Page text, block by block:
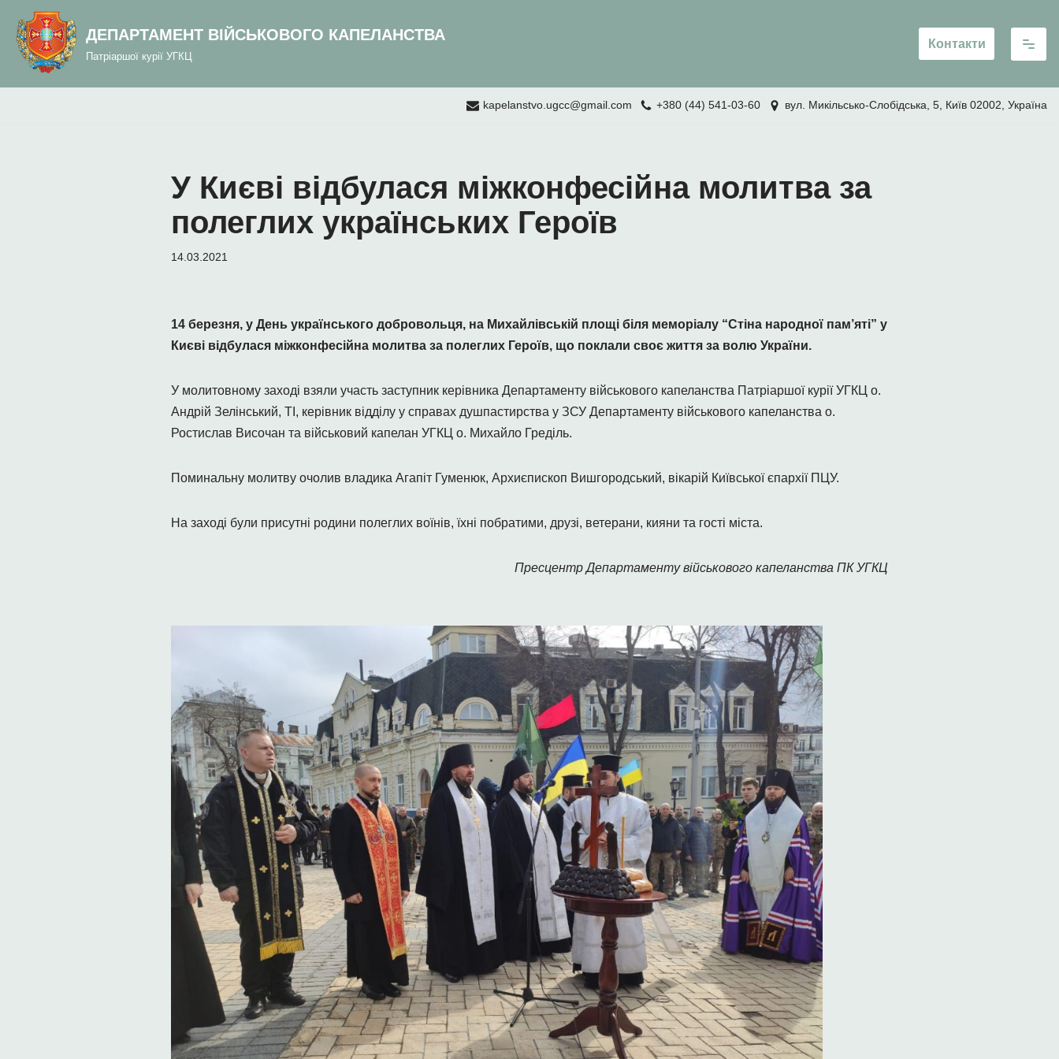
вмісту
Перейти
вмісту
ДЕПАРТАМЕНТ ВІЙСЬКОВОГО КАПЕЛАНСТВА
Патріаршої курії УГКЦ
Контакти
kapelanstvo.ugcc@gmail.com +380 (44) 541-03-60 вул. Микільсько-Слобідська, 5, Київ 02002, Україна
У Києві відбулася міжконфесійна молитва за
полеглих українських Героїв
14.03.2021
14 березня, у День українського добровольця, на Михайлівській площі біля меморіалу “Стіна народної пам’яті” у
Києві відбулася міжконфесійна молитва за полеглих Героїв, що поклали своє життя за волю України.
У молитовному заході взяли участь заступник керівника Департаменту військового капеланства Патріаршої курії УГКЦ о.
Андрій Зелінський, ТІ, керівник відділу у справах душпастирства у ЗСУ Департаменту військового капеланства о.
Ростислав Височан та військовий капелан УГКЦ о. Михайло Греділь.
Поминальну молитву очолив владика Агапіт Гуменюк, Архиєпископ Вишгородський, вікарій Київської єпархії ПЦУ.
На заході були присутні родини полеглих воїнів, їхні побратими, друзі, ветерани, кияни та гості міста.
Пресцентр Департаменту військового капеланства ПК УГКЦ